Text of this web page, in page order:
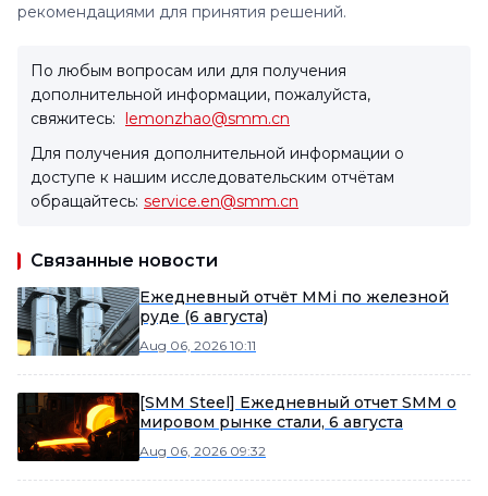
рекомендациями для принятия решений.
По любым вопросам или для получения
дополнительной информации, пожалуйста,
свяжитесь: lemonzhao@smm.cn
Для получения дополнительной информации о
доступе к нашим исследовательским отчётам
обращайтесь: service.en@smm.cn
Связанные новости
Ежедневный отчёт MMi по железной
руде (6 августа)
Aug 06, 2026 10:11
[SMM Steel] Ежедневный отчет SMM о
мировом рынке стали, 6 августа
Aug 06, 2026 09:32